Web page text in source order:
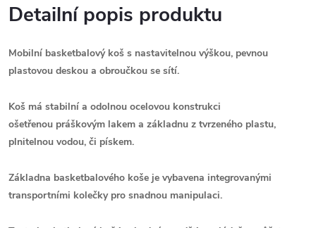
Detailní popis produktu
Mobilní basketbalový koš s nastavitelnou výškou, pevnou
plastovou deskou a obroučkou se sítí.
Koš má stabilní a odolnou ocelovou konstrukci
ošetřenou práškovým lakem a základnu z tvrzeného plastu,
plnitelnou vodou, či pískem.
Základna basketbalového koše je vybavena integrovanými
transportními kolečky pro snadnou manipulaci.